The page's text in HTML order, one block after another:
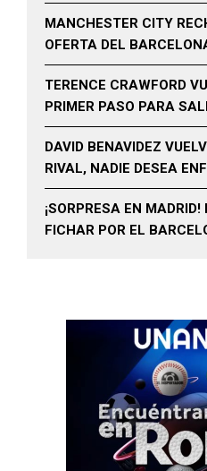
MANCHESTER CITY
OFERTA DEL
TERENCE CRAWFORD
PRIMER PASO PARA
DAVID BENAVIDEZ
RIVAL, NADIE DESEA
¡SORPRESA EN MADRID!
FICHAR POR EL